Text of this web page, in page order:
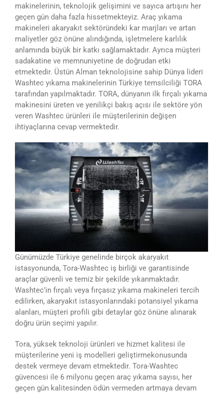
makinelerinin, teknolojik gelişimini ve sayıca artışını her
geçen gün daha fazla hissetmekteyiz. Araç yıkama
makineleri akaryakıt sektöründeki kar marjları ve artan
maliyetler göz önüne alındığında, işletmelere karlılık
anlamında büyük bir katkı sağlamaktadır. Ayrıca müşteri
sadakatine ve memnuniyetine de doğrudan etki
etmektedir. Üstün Alman teknolojisine sahip Dünya lideri
Washtec yıkama makinelerinin Türkiye temsilciliği TORA
tarafından yapılmaktadır. TORA, dünyanın ilk fırçalı yıkama
makinesini üreten ve yenilikçi bakış açısı ile sektöre yön
veren Washtec ürünleri ile müşterilerinin değişen
ihtiyaçlarına cevap vermektedir.
Günümüzde Türkiye genelinde birçok akaryakıt
istasyonunda, Tora-Washtec iş birliği ve garantisinde
araçlar güvenli ve temiz bir şekilde yıkanmaktadır.
Washtec’in fırçalı veya fırçasız yıkama makineleri tercih
edilirken, akaryakıt istasyonlarındaki potansiyel yıkama
alanları, müşteri profili gibi detaylar göz önüne alınarak
doğru ürün seçimi yapılır.
Tora, yüksek teknoloji ürünleri ve hizmet kalitesi ile
müşterilerine yeni iş modelleri geliştirmekonusunda
destek vermeye devam etmektedir. Tora-Washtec
güvencesi ile 6 milyonu geçen araç yıkama sayısı, her
geçen gün kalitesinden ödün vermeden artmaya devam